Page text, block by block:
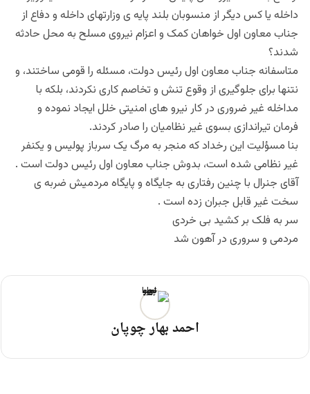
داخله یا کس دیگر از منسوبان بلند پایه ی وزارتهای داخله و دفاع از
جناب معاون اول خواهان کمک و اعزام نیروی مسلح به محل حادثه
شدند؟
متاسفانه جناب معاون اول رئیس دولت، مسئله را قومی ساختند، و
نتنها برای جلوگیری از وقوع تنش و تخاصم کاری نکردند، بلکه با
مداخله غیر ضروری در کار نیرو های امنیتی خلل ایجاد نموده و
فرمان تیراندازی بسوی غیر نظامیان را صادر کردند.
بنا مسؤلیت این رخداد که منجر به مرگ یک سرباز پولیس و یکنفر
غیر نظامی شده است، بدوش جناب معاون اول رئیس دولت است .
آقای جنرال با چنین رفتاری به جایگاه و پایگاه مردمیش ضربه ی
سخت غیر قابل جبران زده است .
سر به فلک بر کشید بی خردی
مردمی و سروری در آهون شد
احمد بهار چوپان